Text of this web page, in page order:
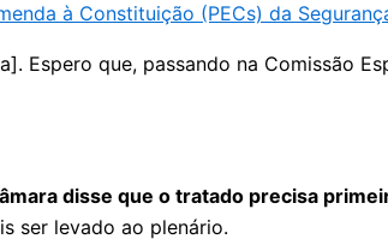
à Constituição (PECs) da
Espero que, passando na Comissão
disse que o tratado precisa
ser levado ao plenário.